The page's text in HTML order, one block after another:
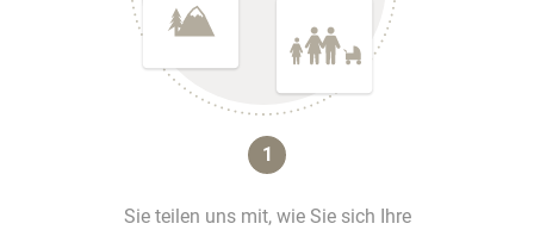
1
Sie teilen uns mit, wie Sie sich Ihre